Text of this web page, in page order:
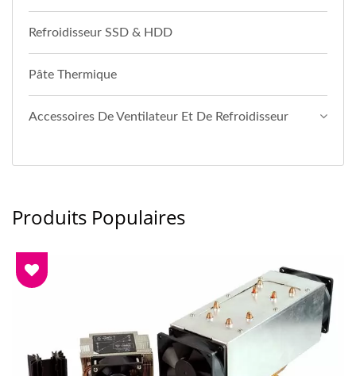
Refroidisseur SSD & HDD
Pâte Thermique
Accessoires De Ventilateur Et De Refroidisseur
Produits Populaires